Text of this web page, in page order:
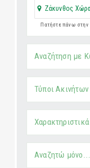
Ζάκυνθος
Πατήστε πάνω στην
Αναζήτηση με
Τύποι Ακινήτων
Χαρακτηριστικά
Αναζητώ μόνο...